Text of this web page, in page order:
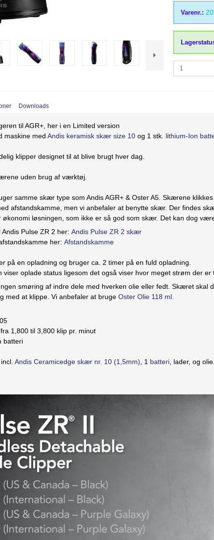
Varenr.:
Downloads
til AGR+, her i en Limited version
maskine medAndis keramisk skær size 10 og 1 stk. lithium-Ion
klipper designet til at blive brugt hver dag.
uden brug af værktøj.
samme skær type som Andis AGR+ & Oster A5. Skærene
afstandskamme, men vi anbefaler at benytte skær. Der findes
økonomi løsningen, som ikke er så god som skær. Det kan dog
Pulse ZR 2 her:Andis Pulse ZR 2 skær
her: Afstandskamme
på en opladning og bruger ca. 2 timer på en fuld opladning.
viser oplade status ligesom det også viser hvor meget strøm der
smøring af indre dele med hverken olie eller fedt. Skæret skal
med at klippe. Vi anbefaler at brugeOster Olie 118 ml.
1,800 til 3,800 klip pr. minut
batteri
incl.Andis Ceramicedge skær nr. 10 (1,5mm) , 1 batteri , lader, og